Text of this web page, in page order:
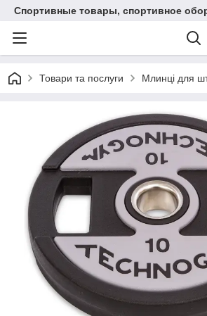
Спортивные товары, спортивное
Товари та послуги Млинці для